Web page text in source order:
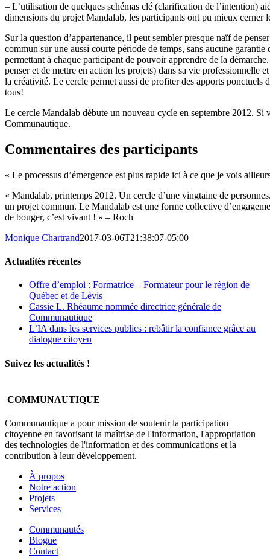
– L’utilisation de quelques schémas clé (clarification de l’intention)
dimensions du projet Mandalab, les participants ont pu mieux cerner
Sur la question d’appartenance, il peut sembler presque naïf de
commun sur une aussi courte période de temps, sans aucune
permettant à chaque participant de pouvoir apprendre de la
penser et de mettre en action les projets) dans sa vie professionnelle
la créativité. Le cercle permet aussi de profiter des apports
tous!
Le cercle Mandalab débute un nouveau cycle en septembre 2012. Si
Communautique.
Commentaires des participants
« Le processus d’émergence est plus rapide ici à ce que je vois
« Mandalab, printemps 2012. Un cercle d’une vingtaine de
un projet commun. Le Mandalab est une forme collective
de bouger, c’est vivant ! » – Roch
Monique Chartrand2017-03-06T21:38:07-05:00
Actualités récentes
Offre d’emploi : Formatrice – Formateur pour le région de
Québec et de Lévis
Cassie L. Rhéaume nommée directrice générale de
Communautique
L’IA dans les services publics : rebâtir la confiance grâce au
dialogue citoyen
Suivez les actualités !
COMMUNAUTIQUE
Communautique a pour mission de soutenir la participation
citoyenne en favorisant la maîtrise de l'information, l'appropriation
des technologies de l'information et des communications et la
contribution à leur développement.
À propos
Notre action
Projets
Services
Communautés
Blogue
Contact